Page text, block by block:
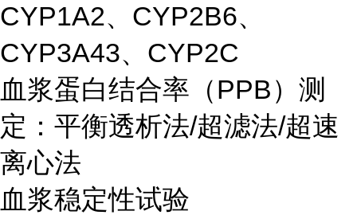
CYP1A2、CYP2B6、
CYP3A43、CYP2C
血浆蛋白结合率（PPB）测
定：平衡透析法/超滤法/超速
离心法
血浆稳定性试验